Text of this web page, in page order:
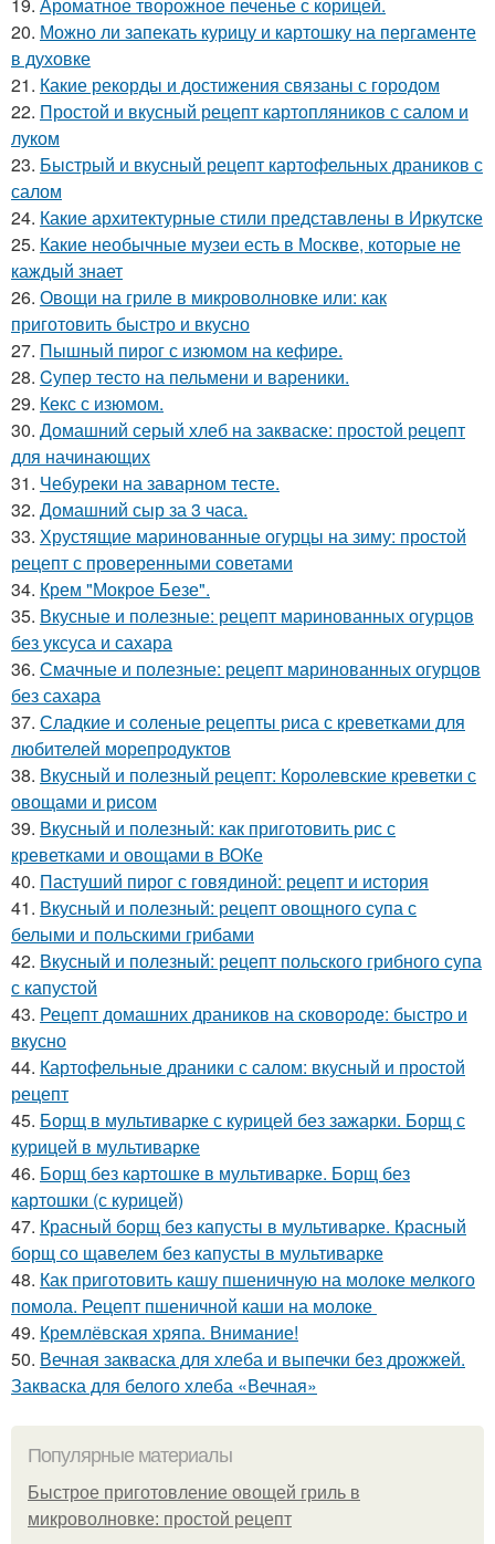
20. Можно ли запекать курицу и картошку на пергаменте
в духовке
21. Какие рекорды и достижения связаны с городом
22. Простой и вкусный рецепт картопляников с салом и
луком
23. Быстрый и вкусный рецепт картофельных драников с
салом
24. Какие архитектурные стили представлены в Иркутске
25. Какие необычные музеи есть в Москве, которые не
каждый знает
26. Овощи на гриле в микроволновке или: как
приготовить быстро и вкусно
27. Пышный пирог с изюмом на кефире.
28. Cупер тесто на пельмени и вареники.
29. Кекс с изюмом.
30. Домашний серый хлеб на закваске: простой рецепт
для начинающих
31. Чебуреки на заварном тесте.
32. Домашний сыр за 3 часа.
33. Хрустящие маринованные огурцы на зиму: простой
рецепт с проверенными советами
34. Крем "Мокрое Безе".
35. Вкусные и полезные: рецепт маринованных огурцов
без уксуса и сахара
36. Смачные и полезные: рецепт маринованных огурцов
без сахара
37. Сладкие и соленые рецепты риса с креветками для
любителей морепродуктов
38. Вкусный и полезный рецепт: Королевские креветки с
овощами и рисом
39. Вкусный и полезный: как приготовить рис с
креветками и овощами в ВОКе
40. Пастуший пирог с говядиной: рецепт и история
41. Вкусный и полезный: рецепт овощного супа с
белыми и польскими грибами
42. Вкусный и полезный: рецепт польского грибного супа
с капустой
43. Рецепт домашних драников на сковороде: быстро и
вкусно
44. Картофельные драники с салом: вкусный и простой
рецепт
45. Борщ в мультиварке с курицей без зажарки. Борщ с
курицей в мультиварке
46. Борщ без картошке в мультиварке. Борщ без
картошки (с курицей)
47. Красный борщ без капусты в мультиварке. Красный
борщ со щавелем без капусты в мультиварке
48. Как приготовить кашу пшеничную на молоке мелкого
помола. Рецепт пшеничной каши на молоке
49. Кремлёвская хряпа. Внимание!
50. Вечная закваска для хлеба и выпечки без дрожжей.
Закваска для белого хлеба «Вечная»
Популярные материалы
Быстрое приготовление овощей гриль в
микроволновке: простой рецепт